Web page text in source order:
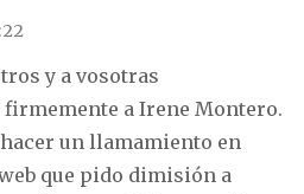
y a vosotras
firmemente a Irene Montero.
un llamamiento en
que pido dimisión a